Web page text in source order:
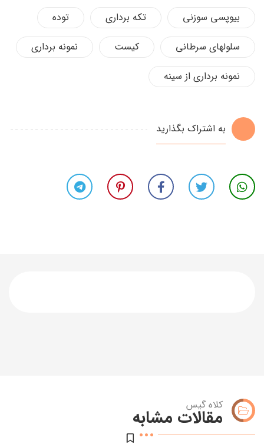
بیوپسی سوزنی
تکه برداری
توده
سلولهای سرطانی
کیست
نمونه برداری
نمونه برداری از سینه
به اشتراک بگذارید
کلاه گیس
مقالات مشابه